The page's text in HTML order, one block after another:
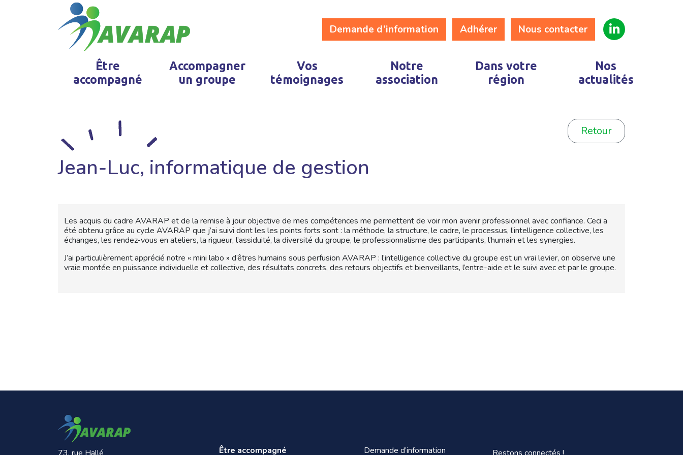
Demande d’information Adhérer Nous contacter
Être
accompagné
Accompagner
un groupe
Vos
témoignages
Notre
association
Dans votre
région
Nos
actualités
Retour
Jean-Luc, informatique de gestion
Les acquis du cadre AVARAP et de la remise à jour objective de mes compétences me permettent de voir mon avenir professionnel avec confiance. Ceci a
été obtenu grâce au cycle AVARAP que j’ai suivi dont les les points forts sont : la méthode, la structure, le cadre, le processus, l’intelligence collective, les
échanges, les rendez-vous en ateliers, la rigueur, l’assiduité, la diversité du groupe, le professionnalisme des participants, l’humain et les synergies.
J’ai particulièrement apprécié notre « mini labo » d’êtres humains sous perfusion AVARAP : l’intelligence collective du groupe est un vrai levier, on observe une
vraie montée en puissance individuelle et collective, des résultats concrets, des retours objectifs et bienveillants, l’entre-aide et le suivi avec et par le groupe.
Être accompagné Demande d’information